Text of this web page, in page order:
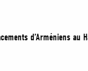
d’Arméniens au